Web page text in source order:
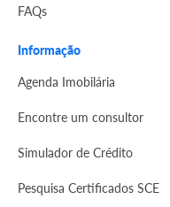
FAQs
Informação
Agenda Imobilária
Encontre um consultor
Simulador de Crédito
Pesquisa Certificados SCE